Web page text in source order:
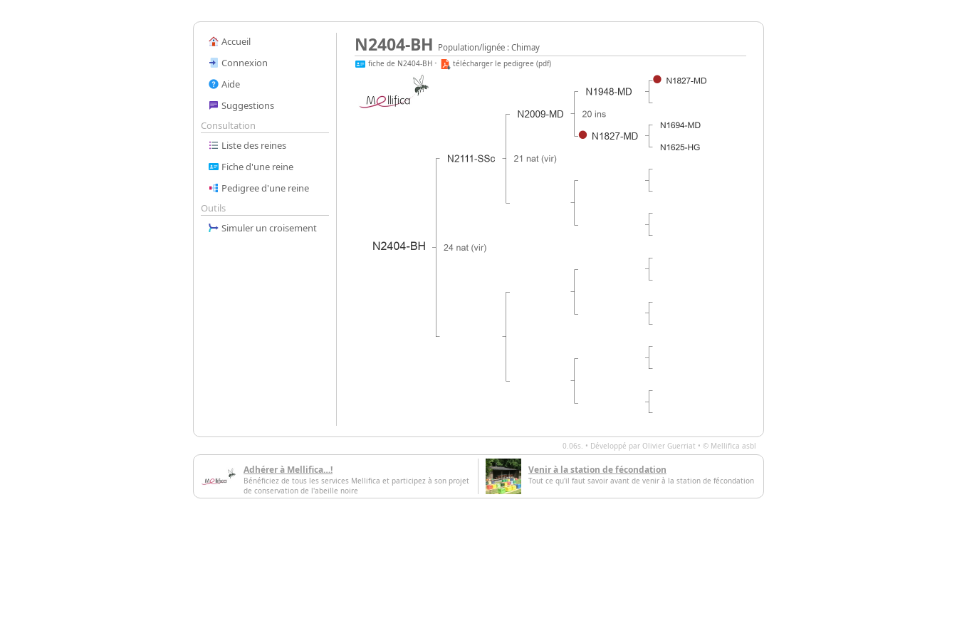
Accueil
Connexion
Aide
Suggestions
Consultation
Liste des reines
Fiche d'une reine
Pedigree d'une reine
Outils
Simuler un croisement
N2404-BH Population/lignée : Chimay
fiche de N2404-BH • télécharger le pedigree (pdf)
0.06s. • Développé par Olivier Guerriat • © Mellifica asbl
Adhérer à Mellifica…!
Bénéficiez de tous les services Mellifica et participez à son projet
de conservation de l'abeille noire
Venir à la station de fécondation
Tout ce qu'il faut savoir avant de venir à la station de fécondation